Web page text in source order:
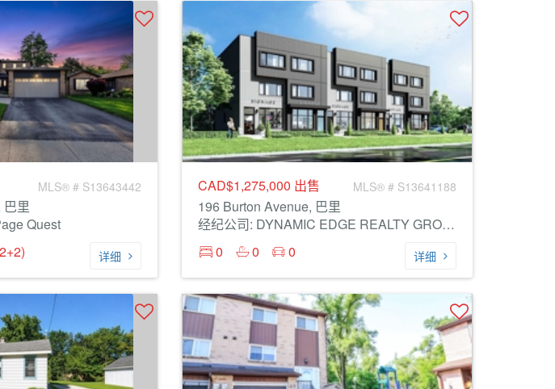
MLS® # S13643442
里
Quest
详细
CAD$1,275,000 出售 MLS® # S13641188
196 Burton Avenue, 巴里
经纪公司: DYNAMIC EDGE REALTY GROUP INC.
0
0 0 详细